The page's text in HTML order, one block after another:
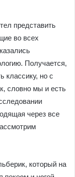
путешествия.
представить
во всех
увидеть
скажем так,
выше (о
для